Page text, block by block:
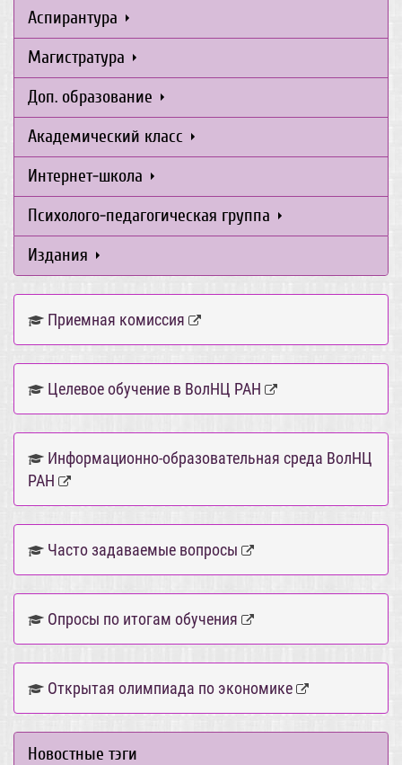
Аспирантура
Магистратура
Доп. образование
Академический класс
Интернет-школа
Психолого-педагогическая группа
Издания
Приемная комиссия
Целевое обучение в ВолНЦ РАН
Информационно-образовательная среда ВолНЦ
РАН
Часто задаваемые вопросы
Опросы по итогам обучения
Открытая олимпиада по экономике
Новостные тэги